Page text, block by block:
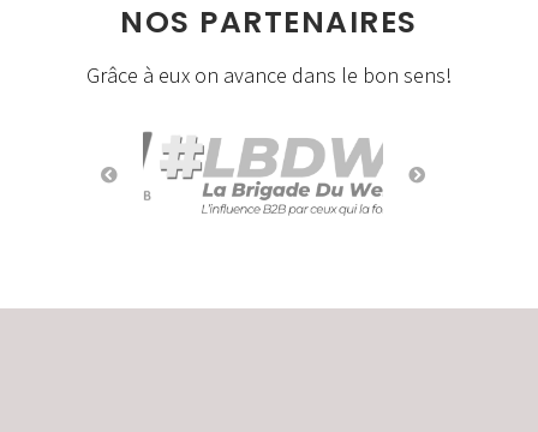
NOS PARTENAIRES
Grâce à eux on avance dans le bon sens!